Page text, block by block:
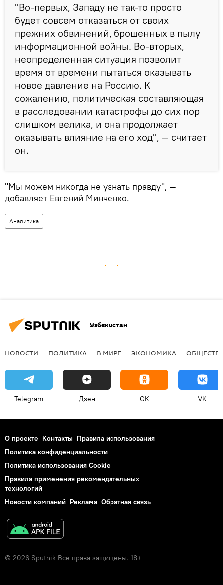
"Во-первых, Западу не так-то просто
будет совсем отказаться от своих
прежних обвинений, брошенных в пылу
информационной войны. Во-вторых,
неопределенная ситуация позволит
время от времени пытаться оказывать
новое давление на Россию. К
сожалению, политическая составляющая
в расследовании катастрофы до сих пор
слишком велика, и она продолжает
оказывать влияние на его ход", — считает
он.
"Мы можем никогда не узнать правду", —
добавляет Евгений Минченко.
Аналитика
Узбекистан
НОВОСТИ ПОЛИТИКА В МИРЕ ЭКОНОМИКА
Telegram Дзен OK VK
О проекте Контакты Правила использования
Политика конфиденциальности
Политика использования Cookie
Правила применения рекомендательных
технологий
Новости компаний Реклама Обратная связь
© 2026 Sputnik Все права защищены. 18+